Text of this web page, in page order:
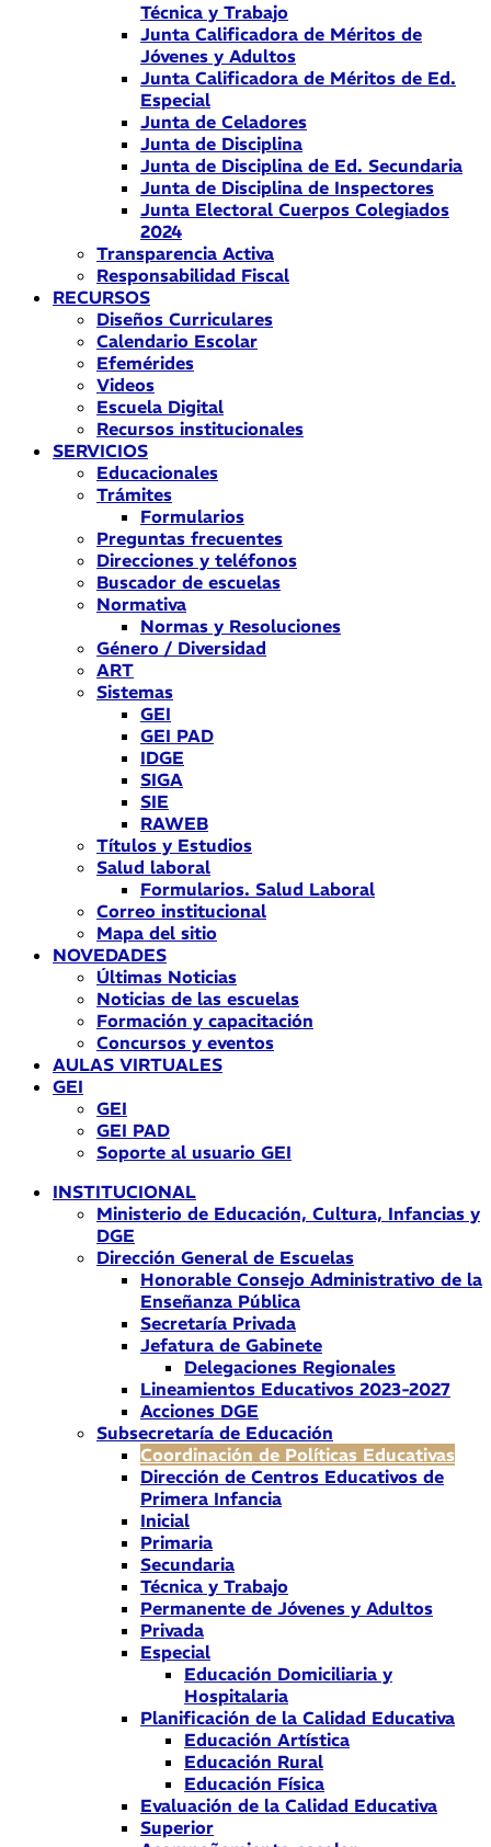
Técnica y Trabajo
Junta Calificadora de Méritos de
Jóvenes y Adultos
Junta Calificadora de Méritos de Ed.
Especial
Junta de Celadores
Junta de Disciplina
Junta de Disciplina de Ed. Secundaria
Junta de Disciplina de Inspectores
Junta Electoral Cuerpos Colegiados
2024
Transparencia Activa
Responsabilidad Fiscal
RECURSOS
Diseños Curriculares
Calendario Escolar
Efemérides
Videos
Escuela Digital
Recursos institucionales
SERVICIOS
Educacionales
Trámites
Formularios
Preguntas frecuentes
Direcciones y teléfonos
Buscador de escuelas
Normativa
Normas y Resoluciones
Género / Diversidad
ART
Sistemas
GEI
GEI PAD
IDGE
SIGA
SIE
RAWEB
Títulos y Estudios
Salud laboral
Formularios. Salud Laboral
Correo institucional
Mapa del sitio
NOVEDADES
Últimas Noticias
Noticias de las escuelas
Formación y capacitación
Concursos y eventos
AULAS VIRTUALES
GEI
GEI
GEI PAD
Soporte al usuario GEI
INSTITUCIONAL
Ministerio de Educación, Cultura, Infancias y
DGE
Dirección General de Escuelas
Honorable Consejo Administrativo de la
Enseñanza Pública
Secretaría Privada
Jefatura de Gabinete
Delegaciones Regionales
Lineamientos Educativos 2023-2027
Acciones DGE
Subsecretaría de Educación
Coordinación de Políticas Educativas
Dirección de Centros Educativos de
Primera Infancia
Inicial
Primaria
Secundaria
Técnica y Trabajo
Permanente de Jóvenes y Adultos
Privada
Especial
Educación Domiciliaria y
Hospitalaria
Planificación de la Calidad Educativa
Educación Artística
Educación Rural
Educación Física
Evaluación de la Calidad Educativa
Superior